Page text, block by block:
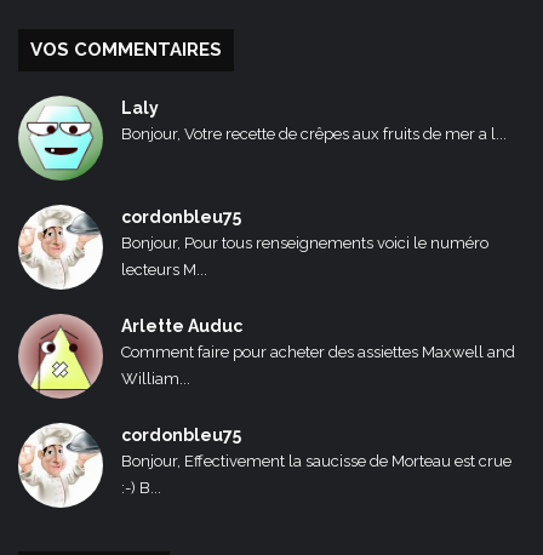
VOS COMMENTAIRES
Laly
Bonjour, Votre recette de crêpes aux fruits de mer a l...
cordonbleu75
Bonjour, Pour tous renseignements voici le numéro
lecteurs M...
Arlette Auduc
Comment faire pour acheter des assiettes Maxwell and
William...
cordonbleu75
Bonjour, Effectivement la saucisse de Morteau est crue
:-) B...